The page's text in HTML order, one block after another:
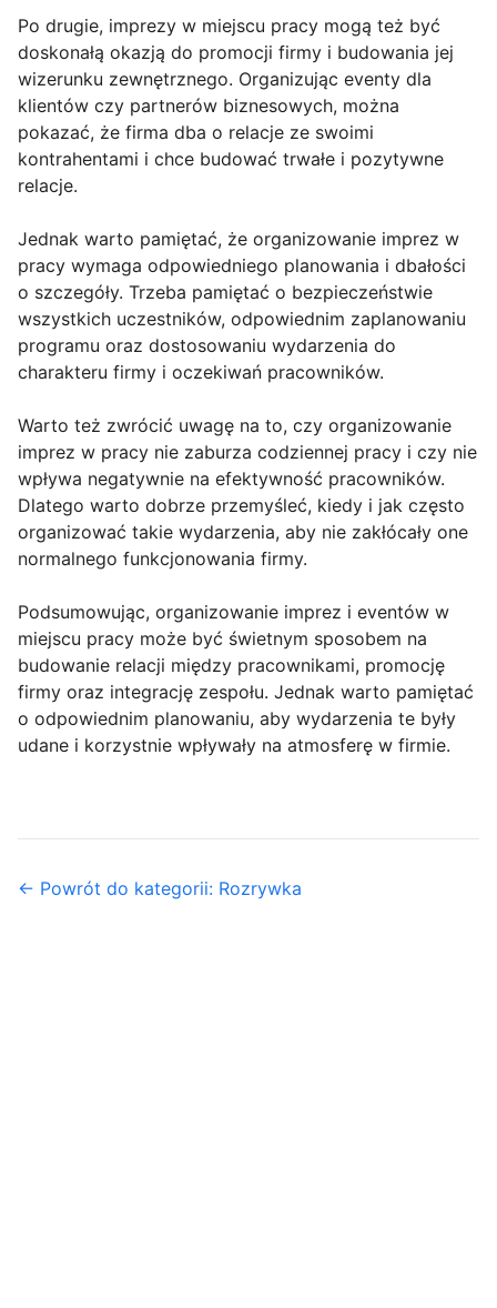
Po drugie, imprezy w miejscu pracy mogą też być
doskonałą okazją do promocji firmy i budowania jej
wizerunku zewnętrznego. Organizując eventy dla
klientów czy partnerów biznesowych, można
pokazać, że firma dba o relacje ze swoimi
kontrahentami i chce budować trwałe i pozytywne
relacje.
Jednak warto pamiętać, że organizowanie imprez w
pracy wymaga odpowiedniego planowania i dbałości
o szczegóły. Trzeba pamiętać o bezpieczeństwie
wszystkich uczestników, odpowiednim zaplanowaniu
programu oraz dostosowaniu wydarzenia do
charakteru firmy i oczekiwań pracowników.
Warto też zwrócić uwagę na to, czy organizowanie
imprez w pracy nie zaburza codziennej pracy i czy nie
wpływa negatywnie na efektywność pracowników.
Dlatego warto dobrze przemyśleć, kiedy i jak często
organizować takie wydarzenia, aby nie zakłócały one
normalnego funkcjonowania firmy.
Podsumowując, organizowanie imprez i eventów w
miejscu pracy może być świetnym sposobem na
budowanie relacji między pracownikami, promocję
firmy oraz integrację zespołu. Jednak warto pamiętać
o odpowiednim planowaniu, aby wydarzenia te były
udane i korzystnie wpływały na atmosferę w firmie.
← Powrót do kategorii: Rozrywka